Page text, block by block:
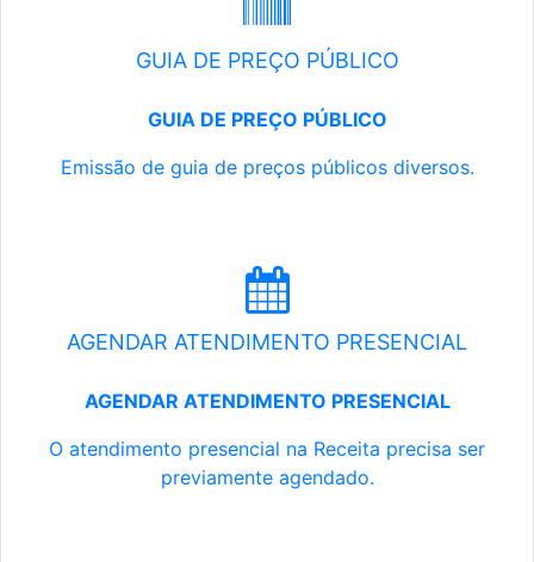
GUIA DE PREÇO PÚBLICO
GUIA DE PREÇO PÚBLICO
Emissão de guia de preços públicos diversos.
AGENDAR ATENDIMENTO PRESENCIAL
AGENDAR ATENDIMENTO PRESENCIAL
O atendimento presencial na Receita precisa ser
previamente agendado.